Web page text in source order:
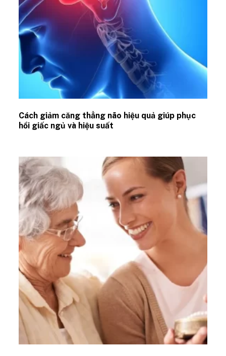
Cách giảm căng thẳng não hiệu quả giúp phục
hồi giấc ngủ và hiệu suất